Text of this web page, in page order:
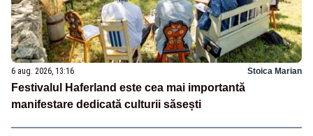
6 aug. 2026, 13:16 Stoica Marian
Festivalul Haferland este cea mai importantă
manifestare dedicată culturii săsești